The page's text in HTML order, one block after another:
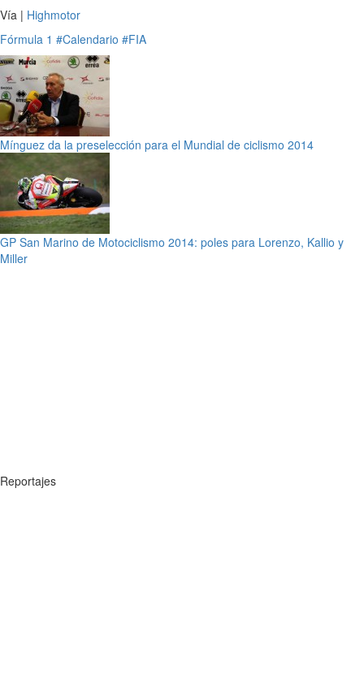
Vía | Highmotor
Fórmula 1 #Calendario #FIA
Mínguez da la preselección para el Mundial de ciclismo 2014
GP San Marino de Motociclismo 2014: poles para Lorenzo, Kallio y
Miller
Reportajes